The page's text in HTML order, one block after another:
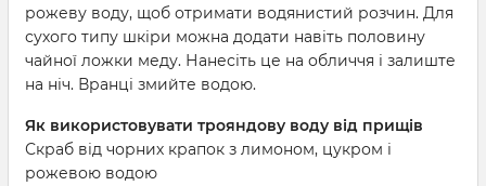
рожеву воду, щоб отримати водянистий розчин. Для
сухого типу шкіри можна додати навіть половину
чайної ложки меду. Нанесіть це на обличчя і залиште
на ніч. Вранці змийте водою.
Як використовувати трояндову воду від прищів
Скраб від чорних крапок з лимоном, цукром і
рожевою водою